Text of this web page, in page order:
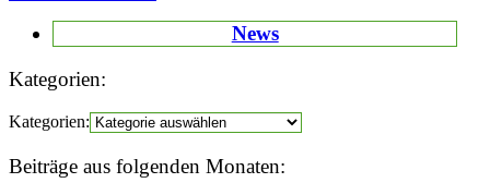
News
Kategorien:
Kategorien:
Beiträge aus folgenden Monaten: